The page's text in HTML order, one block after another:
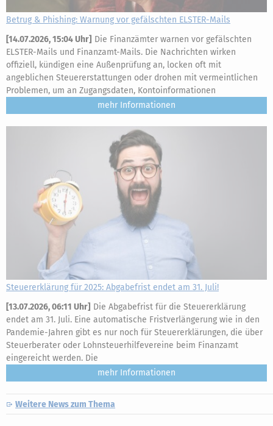
Betrug & Phishing: Warnung vor gefälschten ELSTER-Mails
[14.07.2026, 15:04 Uhr] Die Finanzämter warnen vor gefälschten
ELSTER-Mails und Finanzamt-Mails. Die Nachrichten wirken
offiziell, kündigen eine Außenprüfung an, locken oft mit
angeblichen Steuererstattungen oder drohen mit vermeintlichen
Problemen, um an Zugangsdaten, Kontoinformationen
mehr
Steuererklärung für 2025: Abgabefrist endet am 31. Juli!
[13.07.2026, 06:11 Uhr] Die Abgabefrist für die Steuererklärung
endet am 31. Juli. Eine automatische Fristverlängerung wie in den
Pandemie-Jahren gibt es nur noch für Steuererklärungen, die über
Steuerberater oder Lohnsteuerhilfevereine beim Finanzamt
eingereicht werden. Die
mehr
Weitere News zum Thema